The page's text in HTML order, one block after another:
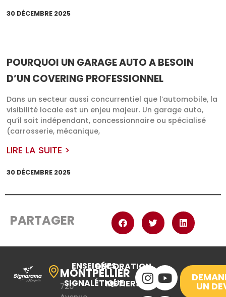
30 DÉCEMBRE 2025
POURQUOI UN GARAGE AUTO A BESOIN
D’UN COVERING PROFESSIONNEL
Dans un secteur aussi concurrentiel que l’automobile, la
visibilité locale est un enjeu majeur. Un garage auto,
qu’il soit indépendant, concessionnaire ou spécialisé
(carrosserie, mécanique,
LIRE LA SUITE >
30 DÉCEMBRE 2025
PARTAGER
MONTPELLIER
720
ENSEIGNES
SIGNALÉTIQUE
DÉCORATION
MÉTIERS
UN